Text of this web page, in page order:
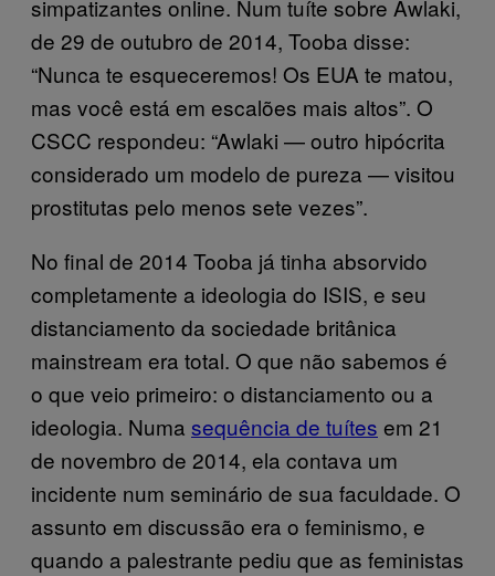
simpatizantes online. Num tuíte sobre Awlaki,
de 29 de outubro de 2014, Tooba disse:
“Nunca te esqueceremos! Os EUA te matou,
mas você está em escalões mais altos”. O
CSCC respondeu: “Awlaki — outro hipócrita
considerado um modelo de pureza — visitou
prostitutas pelo menos sete vezes”.
No final de 2014 Tooba já tinha absorvido
completamente a ideologia do ISIS, e seu
distanciamento da sociedade britânica
mainstream era total. O que não sabemos é
o que veio primeiro: o distanciamento ou a
ideologia. Numa sequência de tuítes em 21
de novembro de 2014, ela contava um
incidente num seminário de sua faculdade. O
assunto em discussão era o feminismo, e
quando a palestrante pediu que as feministas